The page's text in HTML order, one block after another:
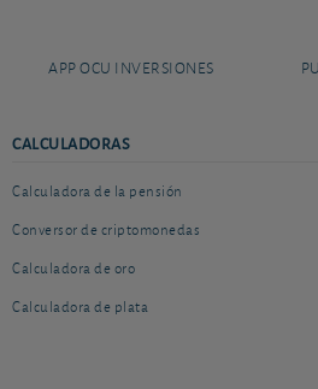
APP OCU INVERSIONES
CALCULADORAS
Calculadora de la pensión
Conversor de criptomonedas
Calculadora de oro
Calculadora de plata